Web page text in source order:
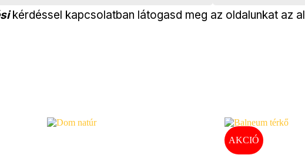
kérdéssel kapcsolatban látogasd meg az oldalunkat az
AKCIÓ